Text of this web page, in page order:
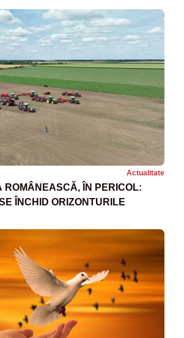
Actualitate
ROMÂNEASCĂ, ÎN PERICOL:
ÎNCHID ORIZONTURILE